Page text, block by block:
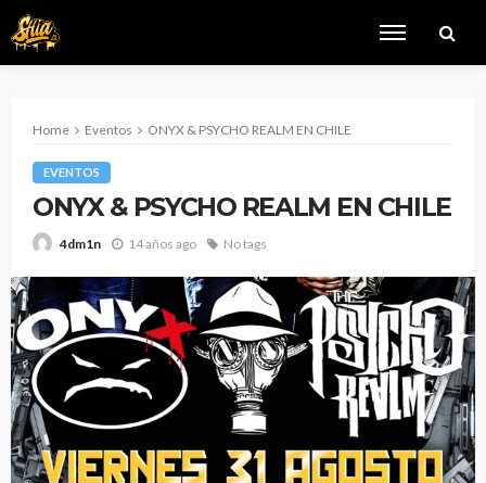
Home Eventos ONYX & PSYCHO REALM EN CHILE
EVENTOS
ONYX & PSYCHO REALM EN CHILE
4dm1n 14 años ago No tags